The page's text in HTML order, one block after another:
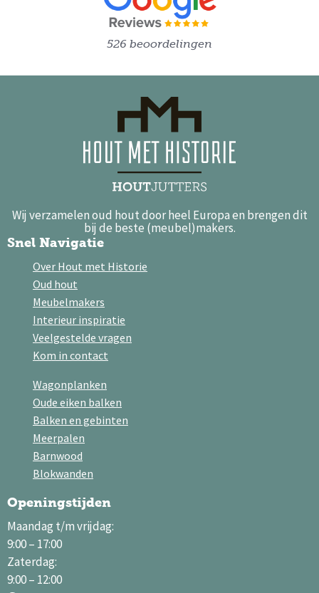
526 beoordelingen
Wij verzamelen oud hout door heel Europa en brengen dit
bij de beste (meubel)makers.
Snel Navigatie
Over Hout met Historie
Oud hout
Meubelmakers
Interieur inspiratie
Veelgestelde vragen
Kom in contact
Wagonplanken
Oude eiken balken
Balken en gebinten
Meerpalen
Barnwood
Blokwanden
Openingstijden
Maandag t/m vrijdag:
9:00 – 17:00
Zaterdag:
9:00 – 12:00